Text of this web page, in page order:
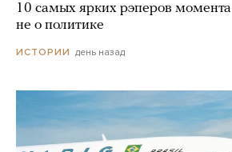
10 самых ярких рэперов
не о политике
ИСТОРИИ день назад